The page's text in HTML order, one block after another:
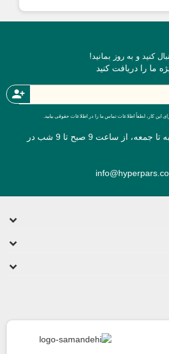
و به روز بمانید!
را دریافت کنید
لطفاً اطلاعات تماس ما را در اطلاعات حقوقی بیابید.
پشتیبانی و ثبت سفارش: شنبه تا جمعه، از ساعت 9 صبح تا 9 شب در